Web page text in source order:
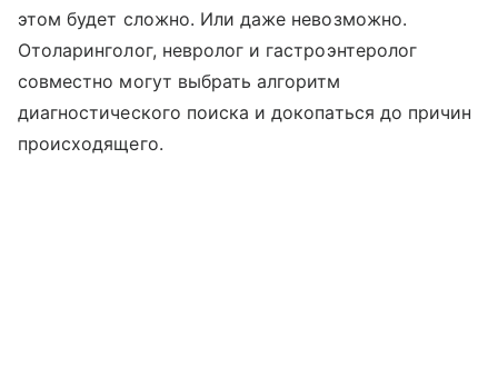
этом будет сложно. Или даже невозможно.
Отоларинголог, невролог и гастроэнтеролог
совместно могут выбрать алгоритм
диагностического поиска и докопаться до причин
происходящего.